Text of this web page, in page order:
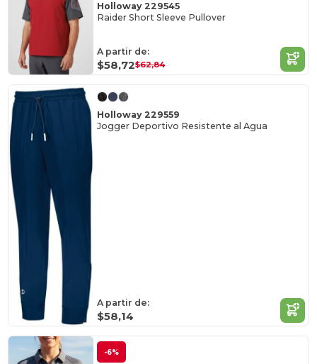
Holloway 229545
Raider Short Sleeve Pullover
A partir de:
$58,72$62,84
Holloway 229559
Jogger Deportivo Resistente al Agua
A partir de:
$58,14
-6%